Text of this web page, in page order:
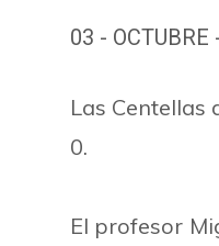
03 - OCTUBRE
Las Centellas
0.
El profesor